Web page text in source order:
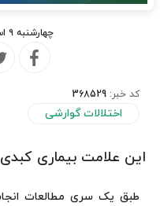
چهارشنبه ۹ اسفند ۱۴۰۲ - ۱۵:۳۰
کد خبر: 368529
اختلالات گوارشی
این علامت بیماری
طبق یک سری مطالعات